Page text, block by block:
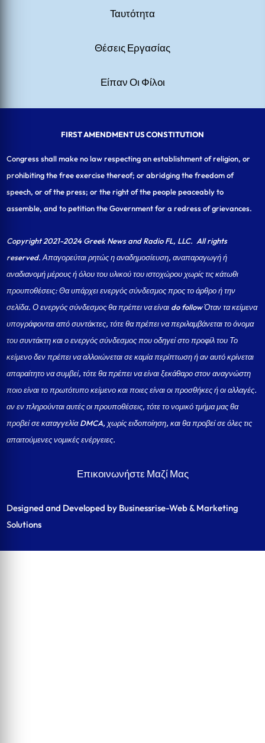
Ταυτότητα
Θέσεις Εργασίας
Είπαν Οι Φίλοι
FIRST AMENDMENT US CONSTITUTION
Congress shall make no law respecting an establishment of religion, or
prohibiting the free exercise thereof; or abridging the freedom of
speech, or of the press; or the right of the people peaceably to
assemble, and to petition the Government for a redress of grievances.
Copyright 2021-2024 Greek News and Radio FL, LLC. All rights
reserved. Απαγορεύται ρητώς η αναδημοσίευση, αναπαραγωγή ή
αναδιανομή μέρους ή όλου του υλικού του ιστοχώρου χωρίς τις κάτωθι
προυποθέσεις: Θα υπάρχει ενεργός σύνδεσμος προς το άρθρο ή την
σελίδα.Ο ενεργός σύνδεσμος θα πρέπει να είναι do follow Όταν τα κείμενα
υπογράφονται από συντάκτες, τότε θα πρέπει να περιλαμβάνεται το όνομα
του συντάκτη και ο ενεργός σύνδεσμος που οδηγεί στο προφίλ του Το
κείμενο δεν πρέπει να αλλοιώνεται σε καμία περίπτωση ή αν αυτό κρίνεται
απαραίτητο να συμβεί, τότε θα πρέπει να είναι ξεκάθαρο στον αναγνώστη
ποιο είναι το πρωτότυπο κείμενο και ποιες είναι οι προσθήκες ή οι αλλαγές.
αν εν πληρούνται αυτές οι προυποθέσεις, τότε το νομικό τμήμα μας θα
προβεί σε καταγγελία DMCA, χωρίς ειδοποίηση, και θα προβεί σε όλες τις
απαιτούμενες νομικές ενέργειες.
Επικοινωνήστε Μαζί Μας
Designed and Developed by Businessrise-Web & Marketing
Solutions